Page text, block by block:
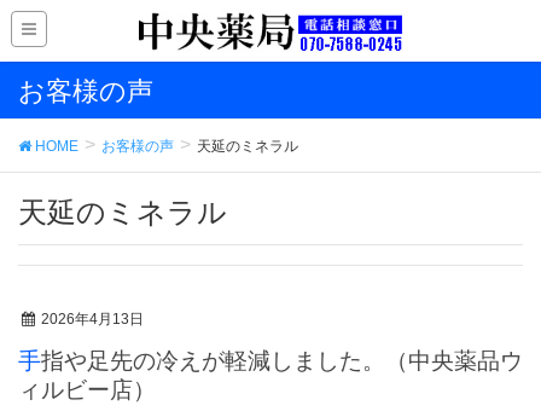
お客様の声
HOME お客様の声 天延のミネラル
天延のミネラル
2026年4月13日
手指や足先の冷えが軽減しました。（中央薬品ウ
ィルビー店）